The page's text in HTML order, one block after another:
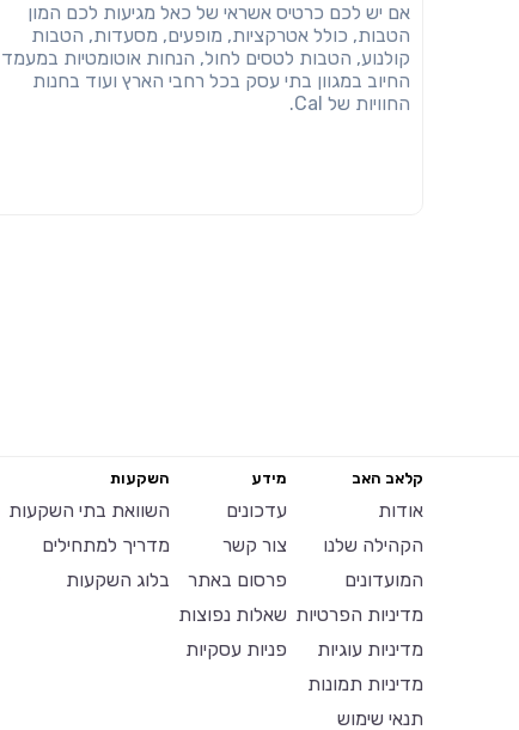
אם יש לכם כרטיס אשראי של כאל מגיעות לכם המון
הטבות, כולל אטרקציות, מופעים, מסעדות, הטבות
קולנוע, הטבות לטסים לחול, הנחות אוטומטיות במעמד
החיוב במגוון בתי עסק בכל רחבי הארץ ועוד בחנות
החוויות של Cal.
קלאב האב
אודות
הקהילה שלנו
המועדונים
מדיניות הפרטיות
מדיניות עוגיות
מדיניות תמונות
תנאי שימוש
מידע
עדכונים
צור קשר
פרסום באתר
שאלות נפוצות
פניות עסקיות
השקעות
השוואת בתי השקעות
מדריך למתחילים
בלוג השקעות